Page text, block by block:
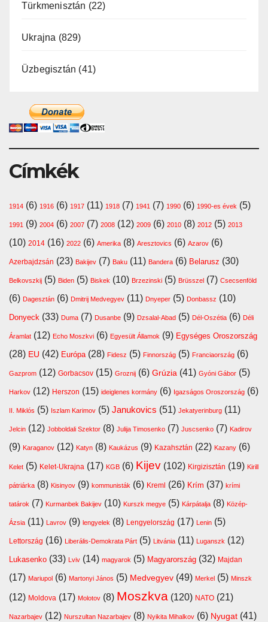
Türkmenisztán (22)
Ukrajna (829)
Üzbegisztán (41)
Címkék
1914 (6) 1916 (6) 1917 (11) 1918 (7) 1941 (7) 1990 (6) 1990-es évek (5)
1991 (9) 2004 (6) 2007 (7) 2008 (12) 2009 (6) 2010 (8) 2012 (5) 2013
(10) 2014 (16) 2022 (6) Amerika (8) Aresztovics (6) Azarov (6)
Azerbajdzsán (23) Bakijev (7) Baku (11) Bandera (6) Belarusz (30)
Belkovszkij (5) Biden (5) Biskek (10) Brzezinski (5) Brüsszel (7) Csecsenföld
(6) Dagesztán (6) Dmitrij Medvegyev (11) Dnyeper (5) Donbassz (10)
Donyeck (33) Duma (7) Dusanbe (9) Dzsalal-Abad (5) Dél-Oszétia (6) Déli
Áramlat (12) Echo Moszkvi (6) Egyesült Államok (9) Egységes Oroszország
(28) EU (42) Európa (28) Fidesz (5) Finnország (5) Franciaország (6)
Gazprom (12) Gorbacsov (15) Groznij (6) Grúzia (41) Gyóni Gábor (5)
Harkov (12) Herszon (15) ideiglenes kormány (6) Igazságos Oroszország (6)
II. Miklós (5) Iszlam Karimov (5) Janukovics (51) Jekatyerinburg (11)
Jelcin (12) Jobboldali Szektor (8) Julija Timosenko (7) Juscsenko (7) Kadirov
(9) Karaganov (12) Katyn (8) Kaukázus (9) Kazahsztán (22) Kazany (6)
Kelet (5) Kelet-Ukrajna (17) KGB (6) Kijev (102) Kirgizisztán (19) Kirill
pátriárka (8) Kisinyov (9) kommunisták (6) Kreml (26) Krím (37) krími
tatárok (7) Kurmanbek Bakijev (10) Kurszk megye (5) Kárpátalja (8) Közép-
Ázsia (11) Lavrov (9) lengyelek (8) Lengyelország (17) Lenin (5)
Lettország (16) Liberális-Demokrata Párt (5) Litvánia (11) Luganszk (12)
Lukasenko (33) Lviv (14) magyarok (5) Magyarország (32) Majdan
(17) Mariupol (6) Martonyi János (5) Medvegyev (49) Merkel (5) Minszk
(12) Moldova (17) Molotov (8) Moszkva (120) NATO (21)
Nazarbajev (12) Nurszultan Nazarbajev (8) Nyikita Mihalkov (6) Nyugat (41)